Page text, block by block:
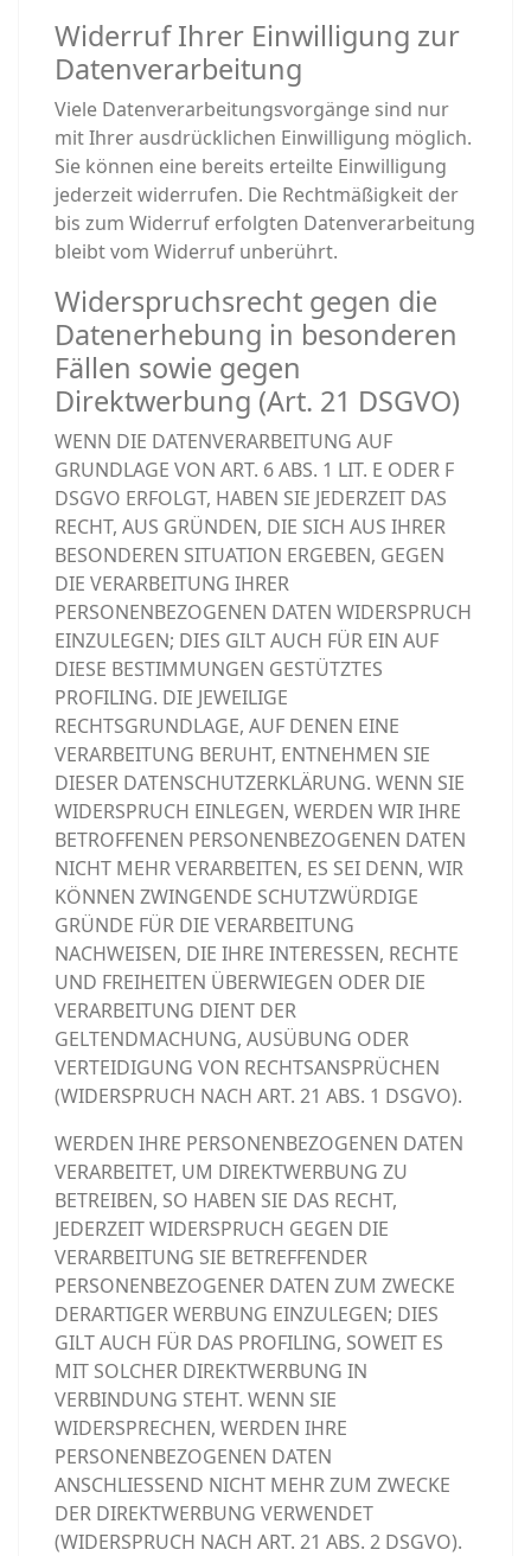
Widerruf Ihrer Einwilligung zur
Datenverarbeitung
Viele Datenverarbeitungsvorgänge sind nur
mit Ihrer ausdrücklichen Einwilligung möglich.
Sie können eine bereits erteilte Einwilligung
jederzeit widerrufen. Die Rechtmäßigkeit der
bis zum Widerruf erfolgten Datenverarbeitung
bleibt vom Widerruf unberührt.
Widerspruchsrecht gegen die
Datenerhebung in besonderen
Fällen sowie gegen
Direktwerbung (Art. 21 DSGVO)
WENN DIE DATENVERARBEITUNG AUF
GRUNDLAGE VON ART. 6 ABS. 1 LIT. E ODER F
DSGVO ERFOLGT, HABEN SIE JEDERZEIT DAS
RECHT, AUS GRÜNDEN, DIE SICH AUS IHRER
BESONDEREN SITUATION ERGEBEN, GEGEN
DIE VERARBEITUNG IHRER
PERSONENBEZOGENEN DATEN WIDERSPRUCH
EINZULEGEN; DIES GILT AUCH FÜR EIN AUF
DIESE BESTIMMUNGEN GESTÜTZTES
PROFILING. DIE JEWEILIGE
RECHTSGRUNDLAGE, AUF DENEN EINE
VERARBEITUNG BERUHT, ENTNEHMEN SIE
DIESER DATENSCHUTZERKLÄRUNG. WENN SIE
WIDERSPRUCH EINLEGEN, WERDEN WIR IHRE
BETROFFENEN PERSONENBEZOGENEN DATEN
NICHT MEHR VERARBEITEN, ES SEI DENN, WIR
KÖNNEN ZWINGENDE SCHUTZWÜRDIGE
GRÜNDE FÜR DIE VERARBEITUNG
NACHWEISEN, DIE IHRE INTERESSEN, RECHTE
UND FREIHEITEN ÜBERWIEGEN ODER DIE
VERARBEITUNG DIENT DER
GELTENDMACHUNG, AUSÜBUNG ODER
VERTEIDIGUNG VON RECHTSANSPRÜCHEN
(WIDERSPRUCH NACH ART. 21 ABS. 1 DSGVO).
WERDEN IHRE PERSONENBEZOGENEN DATEN
VERARBEITET, UM DIREKTWERBUNG ZU
BETREIBEN, SO HABEN SIE DAS RECHT,
JEDERZEIT WIDERSPRUCH GEGEN DIE
VERARBEITUNG SIE BETREFFENDER
PERSONENBEZOGENER DATEN ZUM ZWECKE
DERARTIGER WERBUNG EINZULEGEN; DIES
GILT AUCH FÜR DAS PROFILING, SOWEIT ES
MIT SOLCHER DIREKTWERBUNG IN
VERBINDUNG STEHT. WENN SIE
WIDERSPRECHEN, WERDEN IHRE
PERSONENBEZOGENEN DATEN
ANSCHLIESSEND NICHT MEHR ZUM ZWECKE
DER DIREKTWERBUNG VERWENDET
(WIDERSPRUCH NACH ART. 21 ABS. 2 DSGVO).